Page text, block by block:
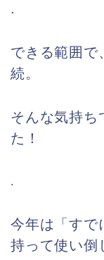
.
できる範囲で
続。
そんな気持ち
た！
.
今年は「すで
持って使い倒